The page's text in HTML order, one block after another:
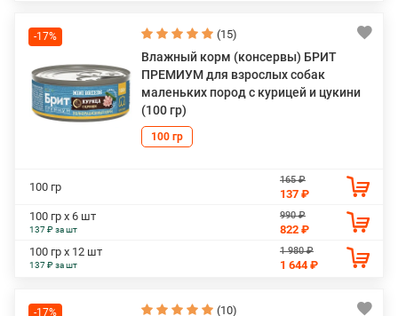
-17% (15)
Влажный корм (консервы) БРИТ
ПРЕМИУМ для взрослых собак
маленьких пород с курицей и цукини
(100 гр)
100 гр
100 гр
165 ₽
137 ₽
100 гр х 6 шт
137 ₽ за шт
990 ₽
822 ₽
100 гр х 12 шт
137 ₽ за шт
1 980 ₽
1 644 ₽
-17% (10)